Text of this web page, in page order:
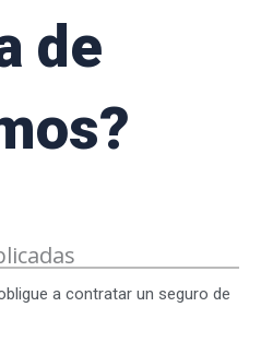
de
a contratar un seguro de